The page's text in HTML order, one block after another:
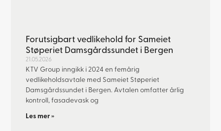
Forutsigbart vedlikehold for Sameiet
Støperiet Damsgårdssundet i Bergen
21.05.2026
KTV Group inngikk i 2024 en femårig
vedlikeholdsavtale med Sameiet Støperiet
Damsgårdssundet i Bergen. Avtalen omfatter årlig
kontroll, fasadevask og
Les mer »